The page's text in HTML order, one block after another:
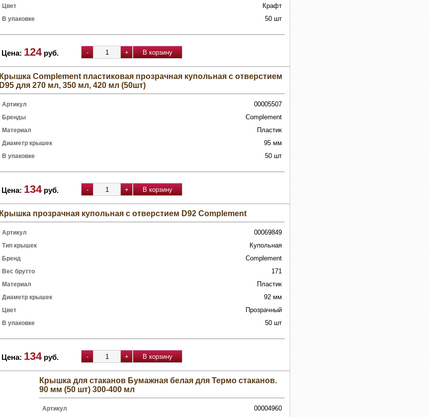
Цвет Крафт
В упаковке 50 шт
Цена: 124 руб.
Крышка Complement пластиковая прозрачная купольная с отверстием
D95 для 270 мл, 350 мл, 420 мл (50шт)
Артикул 00005507
Бренды Complement
Материал Пластик
Диаметр крышек 95 мм
В упаковке 50 шт
Цена: 134 руб.
Крышка прозрачная купольная с отверстием D92 Complement
Артикул 00069849
Тип крышек Купольная
Бренд Complement
Вес брутто 171
Материал Пластик
Диаметр крышек 92 мм
Цвет Прозрачный
В упаковке 50 шт
Цена: 134 руб.
Крышка для стаканов Бумажная белая для Термо стаканов.
90 мм (50 шт) 300-400 мл
Артикул 00004960